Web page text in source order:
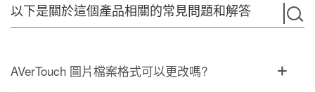
以下是關於這個產品相關的常見問題和解答
AVerTouch 圖片檔案格式可以更改嗎?